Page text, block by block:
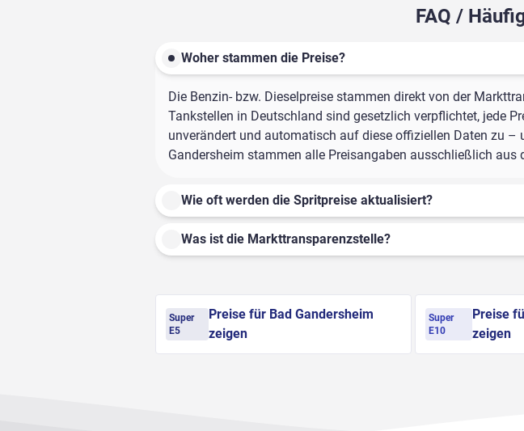
FAQ /
Woher stammen die Preise?
Die Benzin- bzw. Dieselpreise stammen direkt von der
Tankstellen in Deutschland sind gesetzlich verpflichtet, jede
unverändert und automatisch auf diese offiziellen Daten zu
Gandersheim stammen alle Preisangaben ausschließlich aus
Wie oft werden die Spritpreise aktualisiert?
Was ist die Markttransparenzstelle?
Super
E5
Preise für Bad Gandersheim
zeigen
Super
E10
Preise
zeigen